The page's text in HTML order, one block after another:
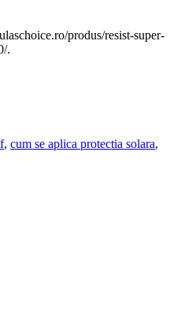
produs/resist-super-
.
, cum se aplica protectia solara,